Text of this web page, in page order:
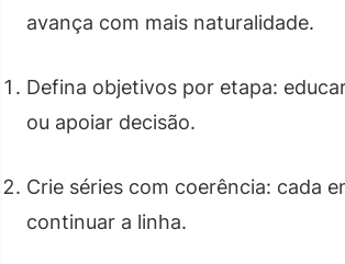
avança com mais naturalidade.
Defina objetivos por etapa:
ou apoiar decisão.
Crie séries com coerência: cada
continuar a linha.